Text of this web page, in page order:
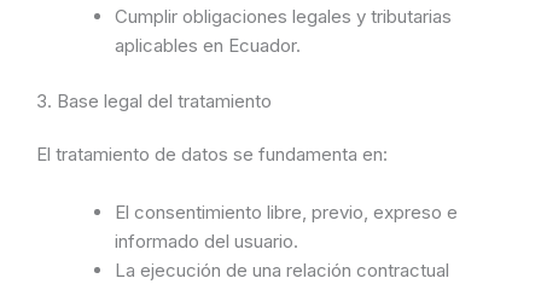
Cumplir obligaciones legales y tributarias
aplicables en Ecuador.
3. Base legal del tratamiento
El tratamiento de datos se fundamenta en:
El consentimiento libre, previo, expreso e
informado del usuario.
La ejecución de una relación contractual